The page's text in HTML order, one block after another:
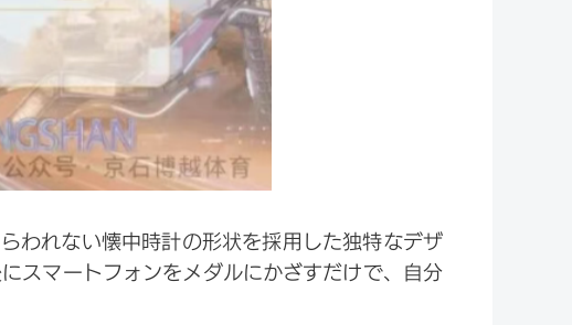
われない懐中時計の形状を採用した独特なデザ
スマートフォンをメダルにかざすだけで、自分